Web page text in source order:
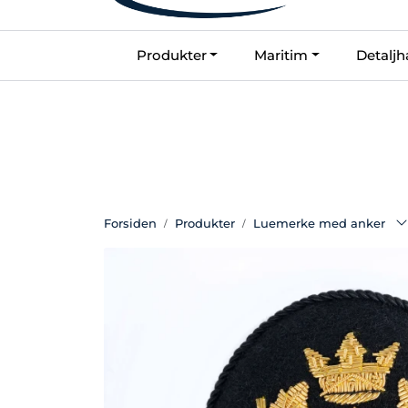
Skip to main content
Kontakt oss
Produkter Maritim
Forsiden Produkter Luemerke med anker